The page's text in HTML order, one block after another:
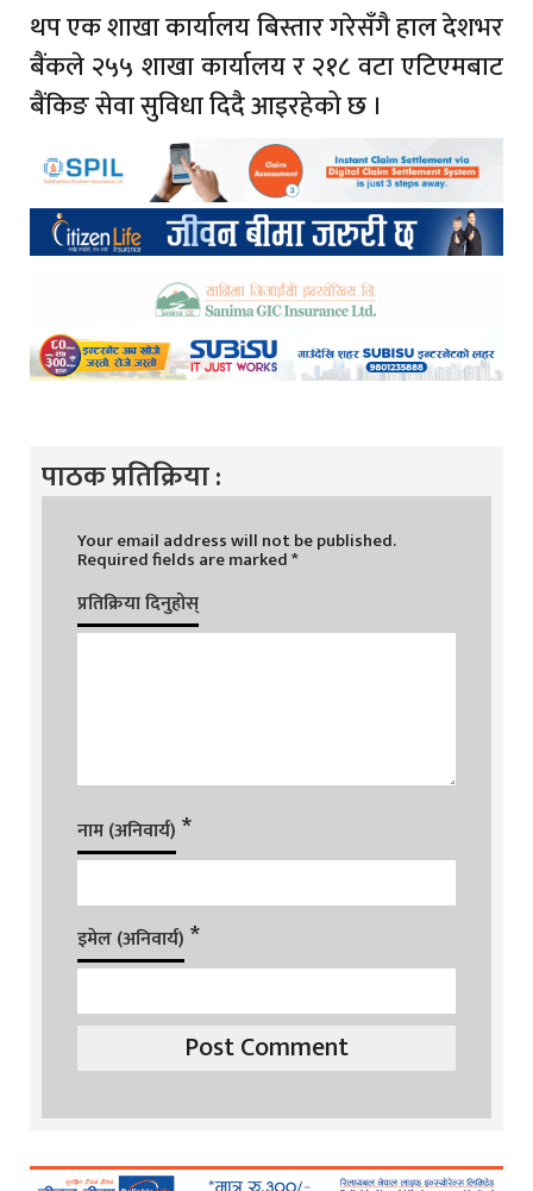
थप एक शाखा कार्यालय बिस्तार गरेसँगै हाल देशभर
बैंकले २५५ शाखा कार्यालय र २१८ वटा एटिएमबाट
बैंकिङ सेवा सुविधा दिदै आइरहेको छ ।
पाठक प्रतिक्रिया :
Your email address will not be published.
Required fields are marked*
प्रतिक्रिया दिनुहोस्
नाम (अनिवार्य) *
इमेल (अनिवार्य) *